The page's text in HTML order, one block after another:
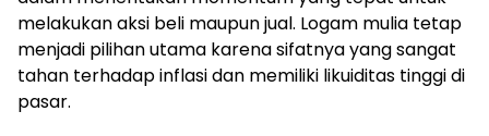
melakukan aksi beli maupun jual. Logam mulia tetap
menjadi pilihan utama karena sifatnya yang sangat
tahan terhadap inflasi dan memiliki likuiditas tinggi di
pasar.